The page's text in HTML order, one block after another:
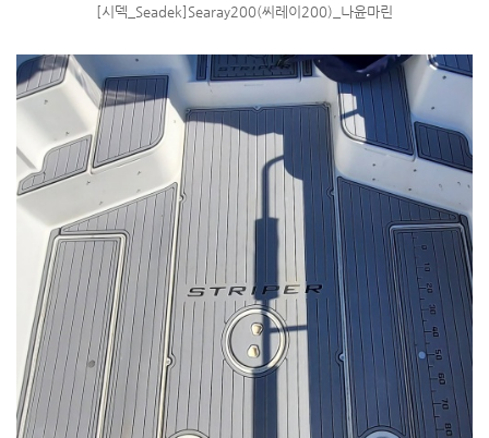
[시덱_Seadek]Searay200(씨레이200)_나윤마린